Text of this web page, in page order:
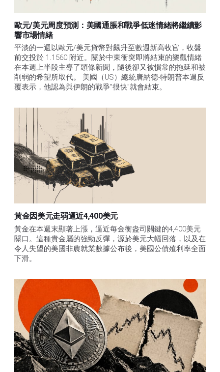
歐元/美元周度預測：美國通脹和戰爭低迷情緒將繼續影
響市場情緒
平淡的一週以歐元/美元貨幣對飆升至數週新高收官，收盤
前交投於 1.1560 附近。關於中東衝突即將結束的樂觀情緒
在本週上半段主導了頭條新聞，隨後卻又被慣常的拖延和被
削弱的希望所取代。 美國（US）總統唐納德-特朗普本週反
覆表示，他認為與伊朗的戰爭"很快"就會結束。
黃金因美元走弱逼近4,400美元
黃金在本週末顯著上漲，逼近每金衡盎司關鍵的4,400美元
關口。這種貴金屬的強勁反彈，源於美元大幅回落，以及在
令人失望的美國非農就業數據公布後，美國公債殖利率全面
下滑。